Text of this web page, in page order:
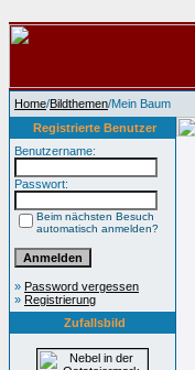
Home/Bildthemen/Mein Baum
Registrierte Benutzer
Benutzername:
Passwort:
Beim nächsten Besuch
automatisch anmelden?
» Password vergessen
» Registrierung
Zufallsbild